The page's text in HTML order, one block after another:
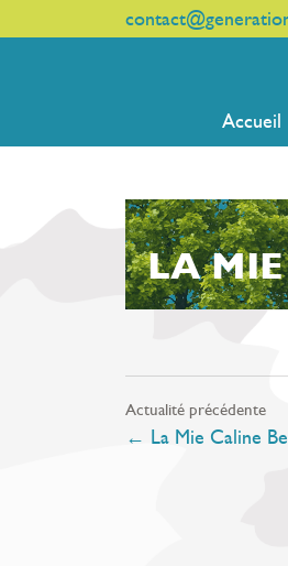
Accueil
LA
Actualité précédente
← La Mie Caline